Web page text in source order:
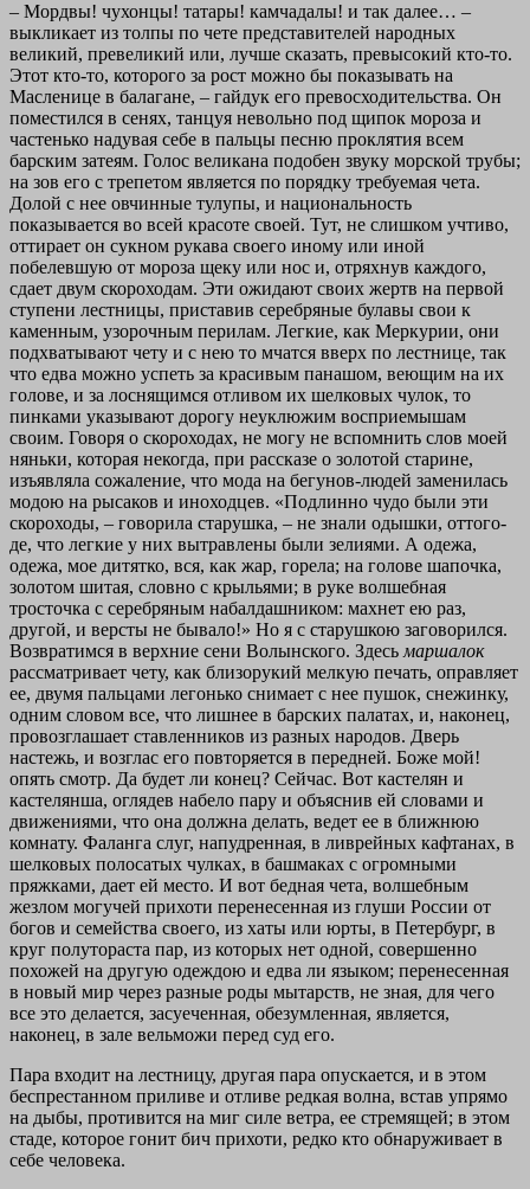
– Мордвы! чухонцы! татары! камчадалы! и так далее… –
выкликает из толпы по чете представителей народных
великий, превеликий или, лучше сказать, превысокий кто-то.
Этот кто-то, которого за рост можно бы показывать на
Масленице в балагане, – гайдук его превосходительства. Он
поместился в сенях, танцуя невольно под щипок мороза и
частенько надувая себе в пальцы песню проклятия всем
барским затеям. Голос великана подобен звуку морской трубы;
на зов его с трепетом является по порядку требуемая чета.
Долой с нее овчинные тулупы, и национальность
показывается во всей красоте своей. Тут, не слишком учтиво,
оттирает он сукном рукава своего иному или иной
побелевшую от мороза щеку или нос и, отряхнув каждого,
сдает двум скороходам. Эти ожидают своих жертв на первой
ступени лестницы, приставив серебряные булавы свои к
каменным, узорочным перилам. Легкие, как Меркурии, они
подхватывают чету и с нею то мчатся вверх по лестнице, так
что едва можно успеть за красивым панашом, веющим на их
голове, и за лоснящимся отливом их шелковых чулок, то
пинками указывают дорогу неуклюжим восприемышам
своим. Говоря о скороходах, не могу не вспомнить слов моей
няньки, которая некогда, при рассказе о золотой старине,
изъявляла сожаление, что мода на бегунов-людей заменилась
модою на рысаков и иноходцев. «Подлинно чудо были эти
скороходы, – говорила старушка, – не знали одышки, оттого-
де, что легкие у них вытравлены были зелиями. А одежа,
одежа, мое дитятко, вся, как жар, горела; на голове шапочка,
золотом шитая, словно с крыльями; в руке волшебная
тросточка с серебряным набалдашником: махнет ею раз,
другой, и версты не бывало!» Но я с старушкою заговорился.
Возвратимся в верхние сени Волынского. Здесь маршалок
рассматривает чету, как близорукий мелкую печать, оправляет
ее, двумя пальцами легонько снимает с нее пушок, снежинку,
одним словом все, что лишнее в барских палатах, и, наконец,
провозглашает ставленников из разных народов. Дверь
настежь, и возглас его повторяется в передней. Боже мой!
опять смотр. Да будет ли конец? Сейчас. Вот кастелян и
кастелянша, оглядев набело пару и объяснив ей словами и
движениями, что она должна делать, ведет ее в ближнюю
комнату. Фаланга слуг, напудренная, в ливрейных кафтанах, в
шелковых полосатых чулках, в башмаках с огромными
пряжками, дает ей место. И вот бедная чета, волшебным
жезлом могучей прихоти перенесенная из глуши России от
богов и семейства своего, из хаты или юрты, в Петербург, в
круг полутораста пар, из которых нет одной, совершенно
похожей на другую одеждою и едва ли языком; перенесенная
в новый мир через разные роды мытарств, не зная, для чего
все это делается, засуеченная, обезумленная, является,
наконец, в зале вельможи перед суд его.
Пара входит на лестницу, другая пара опускается, и в этом
беспрестанном приливе и отливе редкая волна, встав упрямо
на дыбы, противится на миг силе ветра, ее стремящей; в этом
стаде, которое гонит бич прихоти, редко кто обнаруживает в
себе человека.